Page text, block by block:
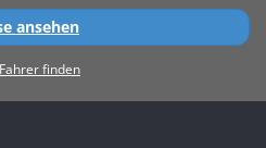
ansehen
finden